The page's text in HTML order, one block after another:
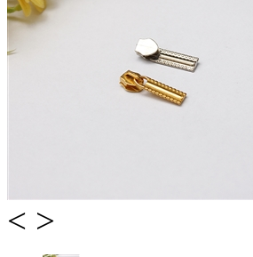
< >